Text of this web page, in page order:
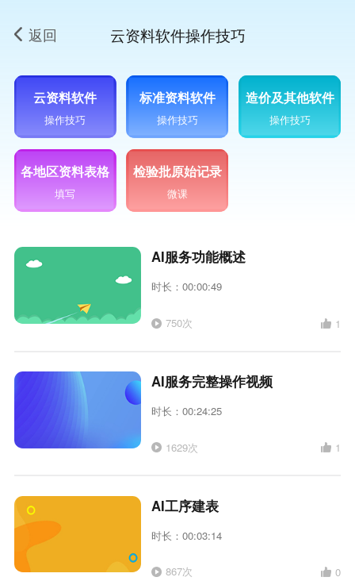
返回 云资料软件操作技巧
云资料软件
操作技巧
标准资料软件
操作技巧
造价及其他软件
操作技巧
各地区资料表格
填写
检验批原始记录
微课
AI服务功能概述
时长：00:00:49
750次 1
AI服务完整操作视频
时长：00:24:25
1629次 1
AI工序建表
时长：00:03:14
867次 0